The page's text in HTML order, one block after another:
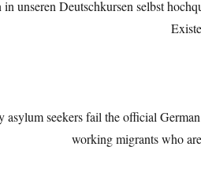
in unseren Deutschkursen selbst
asylum seekers fail the official
working migrants who